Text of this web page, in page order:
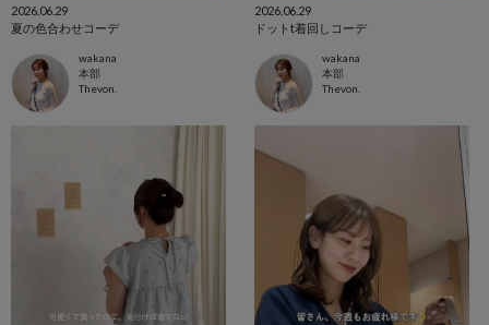
2026.06.29
夏の色合わせコーデ
wakana
本部
Thevon.
2026.06.29
ドットt着回しコーデ
wakana
本部
Thevon.